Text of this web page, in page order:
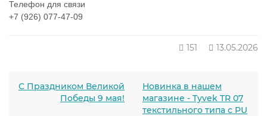
Телефон для связи
+7 (926) 077-47-09
151 13.05.2026
С Праздником Великой
Победы 9 мая!
Новинка в нашем
магазине - Tyvek TR 07
текстильного типа с PU